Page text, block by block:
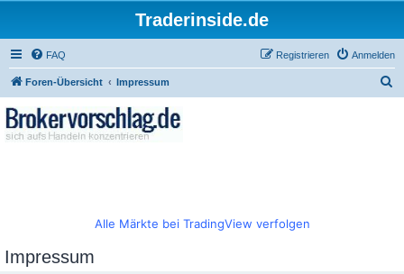
Traderinside.de
FAQ Anmelden
Registrieren
Foren-Übersicht Impressum
Alle Märkte bei TradingView verfolgen
Impressum